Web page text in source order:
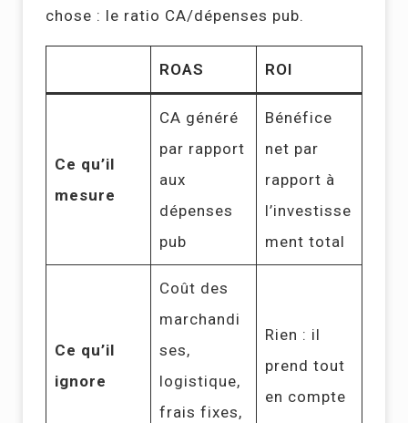
chose : le ratio CA/dépenses pub.
ROAS ROI
Ce qu’il
mesure
CA généré
par rapport
aux
dépenses
pub
Bénéfice
net par
rapport à
l’investisse
ment total
Ce qu’il
ignore
Coût des
marchandi
ses,
logistique,
frais fixes,
Rien : il
prend tout
en compte